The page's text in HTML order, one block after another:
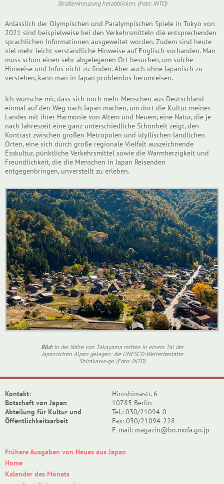
Straßenkreuzung herabblicken. (Foto: JNTO)
Anlässlich der Olympischen und Paralympischen Spiele in Tokyo von
2021 sind beispielweise bei den Verkehrsmitteln die entsprechenden
sprachlichen Informationen ausgeweitet worden. Zudem sind heute
viel mehr leicht verständliche Hinweise auf Englisch vorhanden. Man
muss schon einen sehr abgelegenen Ort besuchen, um solche
Hinweise und Infos nicht zu finden. Aber auch ohne Japanisch zu
verstehen, kann man in Japan problemlos herumreisen.
Ich wünsche mir, dass sich noch mehr Menschen aus Deutschland
einmal auf den Weg nach Japan machen, um dort die Kultur meines
Landes mit ihrer Harmonie von Altem und Neuem, eine Natur, die je
nach Jahreszeit eine ganz unterschiedliche Schönheit zeigt, den
Kontrast zwischen großen Metropolen und idyllischen ländlichen
Orten, eine sich durch große regionale Vielfalt auszeichnende
Esskultur, pünktliche Verkehrsmittel sowie die Warmherzigkeit und
Freundlichkeit, die die Menschen in Japan Reisenden
entgegenbringen, unverstellt zu erleben.
Bild:In der Nähe von Takayama mitten in einem Tal der
Japanischen Alpen gelegen: die UNESCO-Welterbestätte
Shirakawa-go. (Foto: JNTO)
Kontakt:
Botschaft von Japan
Abteilung für Kultur und
Öffentlichkeitsarbeit
Hiroshimastr. 6
10785 Berlin
Tel.: 030/21094-0
Fax: 030/21094-228
E-mail: magazin@bo.mofa.go.jp
Frühere Ausgaben von Neues aus Japan
Home
Kalender des Monats